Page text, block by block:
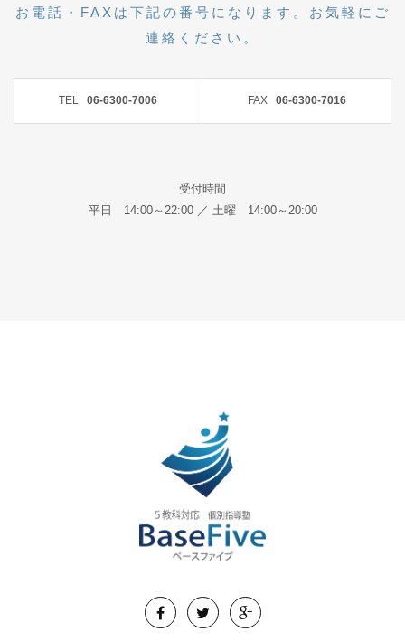
お電話・FAXは下記の番号になります。お気軽にご
連絡ください。
TEL 06-6300-7006 FAX 06-6300-7016
受付時間
平日 14:00～22:00 ／ 土曜 14:00～20:00